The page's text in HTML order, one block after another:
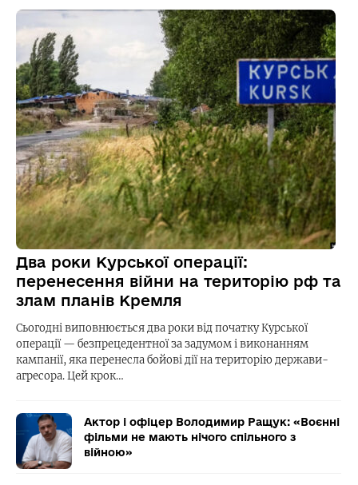
Два роки Курської операції:
перенесення війни на територію рф та
злам планів Кремля
Сьогодні виповнюється два роки від початку Курської
операції — безпрецедентної за задумом і виконанням
кампанії, яка перенесла бойові дії на територію держави-
агресора. Цей крок…
Актор і офіцер Володимир Ращук: «Воєнні
фільми не мають нічого спільного з
війною»